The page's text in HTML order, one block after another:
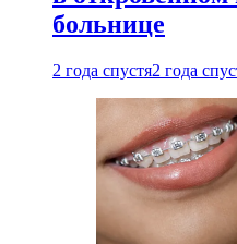
больнице
2 года спустя2 года